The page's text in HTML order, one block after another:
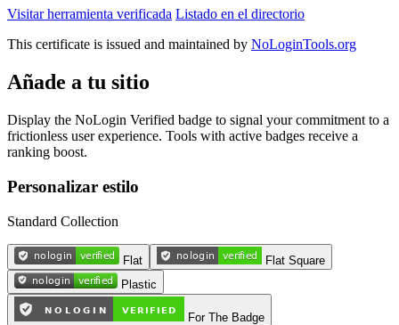
Visitar herramienta verificada Listado en el directorio
This certificate is issued and maintained by NoLoginTools.org
Añade a tu sitio
Display the NoLogin Verified badge to signal your commitment to a
frictionless user experience. Tools with active badges receive a
ranking boost.
Personalizar estilo
Standard Collection
Flat
Flat Square
Plastic
For The Badge